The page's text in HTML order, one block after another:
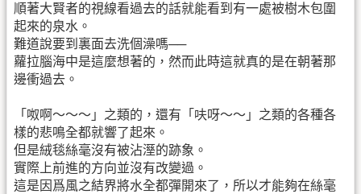
順著大賢者的視線看過去的話就能看到有一處被樹木包圍
起來的泉水。
難道說要到裏面去洗個澡嗎──
蘿拉腦海中是這麼想著的，然而此時這就真的是在朝著那
邊衝過去。
「呶啊～～～」之類的，還有「呋呀～～」之類的各種各
樣的悲鳴全都就響了起來。
但是絨毯絲毫沒有被沾溼的跡象。
實際上前進的方向並沒有改變過。
這是因爲風之結界將水全都彈開來了，所以才能夠在絲毫